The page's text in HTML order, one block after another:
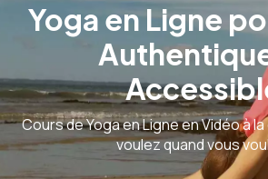
Yoga en Ligne
Cours de Yoga en Ligne en Vidéo à
voulez quand vous